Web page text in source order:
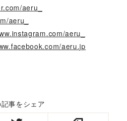
aeru_
aeru_
aeru_
aeru.jp
事をシェア